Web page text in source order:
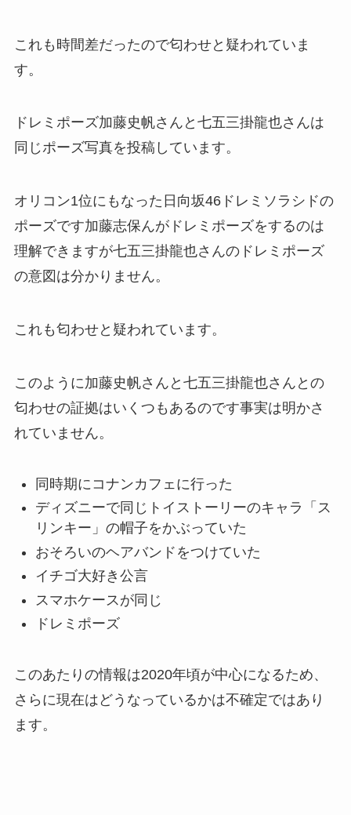
これも時間差だったので匂わせと疑われていま
す。
ドレミポーズ加藤史帆さんと七五三掛龍也さんは
同じポーズ写真を投稿しています。
オリコン1位にもなった日向坂46ドレミソラシドの
ポーズです加藤志保んがドレミポーズをするのは
理解できますが七五三掛龍也さんのドレミポーズ
の意図は分かりません。
これも匂わせと疑われています。
このように加藤史帆さんと七五三掛龍也さんとの
匂わせの証拠はいくつもあるのです事実は明かさ
れていません。
同時期にコナンカフェに行った
ディズニーで同じトイストーリーのキャラ「ス
リンキー」の帽子をかぶっていた
おそろいのヘアバンドをつけていた
イチゴ大好き公言
スマホケースが同じ
ドレミポーズ
このあたりの情報は2020年頃が中心になるため、
さらに現在はどうなっているかは不確定ではあり
ます。